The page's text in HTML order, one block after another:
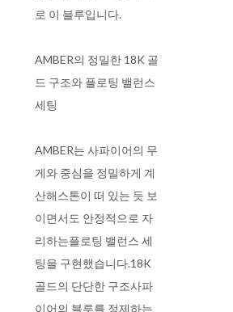
로 이 블루입니다.
AMBER의 정밀한 18K 골
드 구조와 플로팅 밸런스
세팅
AMBER는 사파이어의 무
게와 중심을 정밀하게 계
산해스톤이 떠 있는 듯 보
이면서도 안정적으로 자
리하는플로팅 밸런스 세
팅을 구현했습니다.18K
골드의 단단한 구조사파
이어의 블루를 정제하는